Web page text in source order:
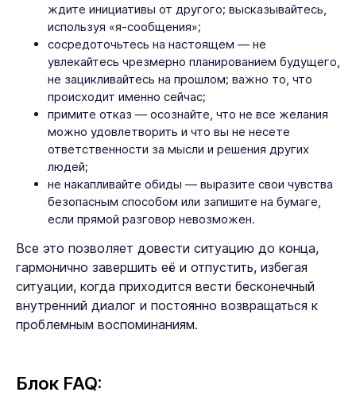
ждите инициативы от другого; высказывайтесь,
используя «я-сообщения»;
сосредоточьтесь на настоящем — не
увлекайтесь чрезмерно планированием будущего,
не зацикливайтесь на прошлом; важно то, что
происходит именно сейчас;
примите отказ — осознайте, что не все желания
можно удовлетворить и что вы не несете
ответственности за мысли и решения других
людей;
не накапливайте обиды — выразите свои чувства
безопасным способом или запишите на бумаге,
если прямой разговор невозможен.
Все это позволяет довести ситуацию до конца,
гармонично завершить её и отпустить, избегая
ситуации, когда приходится вести бесконечный
внутренний диалог и постоянно возвращаться к
проблемным воспоминаниям.
Блок FAQ: